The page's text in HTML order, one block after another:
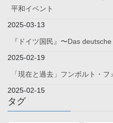
平和イベント
2025-03-13
『ドイツ国民』〜Das deutsche
2025-02-19
「現在と過去」フンボルト・
2025-02-15
タグ